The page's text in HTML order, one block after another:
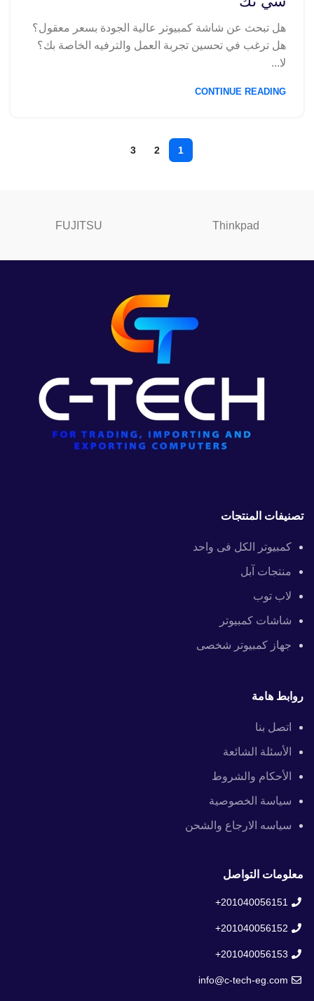
هل تبحث عن شاشة كمبيوتر عالية الجودة بسعر معقول؟
هل ترغب في تحسين تجربة العمل والترفيه الخاصة بك؟
لا...
CONTINUE READING
1
2
3
Thinkpad
FUJITSU
تصنيفات المنتجات
كمبيوتر الكل فى واحد
منتجات آبل
لاب توب
شاشات كمبيوتر
جهاز كمبيوتر شخصى
روابط هامة
اتصل بنا
الأسئلة الشائعة
الأحكام والشروط
سياسة الخصوصية
سياسه الارجاع والشحن
معلومات التواصل
201040056151+
201040056152+
201040056153+
info@c-tech-eg.com